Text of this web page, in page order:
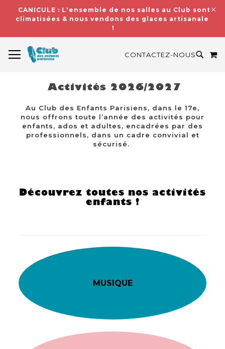
CANICULE : L'ensemble de nos salles au Club sont
climatisées & nous vendons des glaces artisanales
!
CONTACTEZ-NOUS
Activités 2026/2027
Au Club des Enfants Parisiens, dans le 17e,
nous offrons toute l’année des activités pour
enfants, ados et adultes, encadrées par des
professionnels, dans un cadre convivial et
sécurisé.
Découvrez toutes nos activités
enfants !
MUSIQUE